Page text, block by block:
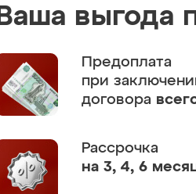
Ваша выгода
Предоплата
при
договора
Рассрочка
на 3, 4, 6